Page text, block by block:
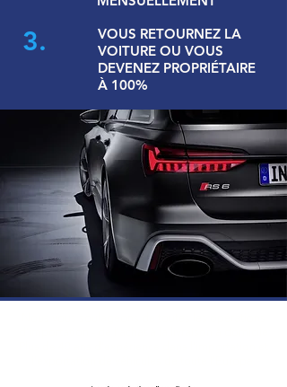
3.
VOUS RETOURNEZ LA
VOITURE OU VOUS
DEVENEZ PROPRIÉTAIRE
À 100%
Demande de location opérationnelle